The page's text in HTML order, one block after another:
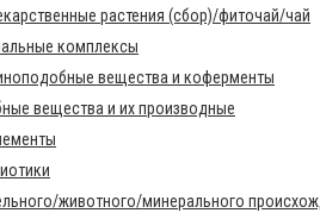
растения (сбор)/фиточай/чай
комплексы
вещества и коферменты
вещества и их производные
животного/минерального